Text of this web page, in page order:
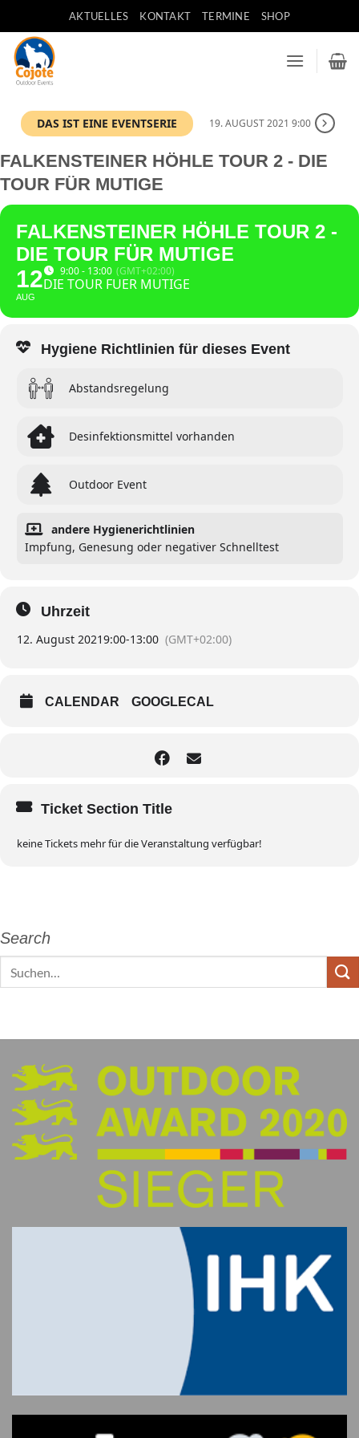
Inhalt
springen
AKTUELLES KONTAKT TERMINE SHOP
DAS IST EINE EVENTSERIE 19. AUGUST 2021 9:00
FALKENSTEINER HÖHLE TOUR 2 - DIE
TOUR FÜR MUTIGE
FALKENSTEINER HÖHLE TOUR 2 -
DIE TOUR FÜR MUTIGE
12
AUG
9:00 - 13:00 (GMT+02:00)
DIE TOUR FUER MUTIGE
Hygiene Richtlinien für dieses Event
Abstandsregelung
Desinfektionsmittel vorhanden
Outdoor Event
andere Hygienerichtlinien
Impfung, Genesung oder negativer Schnelltest
Uhrzeit
12. August 20219:00-13:00 (GMT+02:00)
CALENDAR GOOGLECAL
Ticket Section Title
keine Tickets mehr für die Veranstaltung verfügbar!
Search